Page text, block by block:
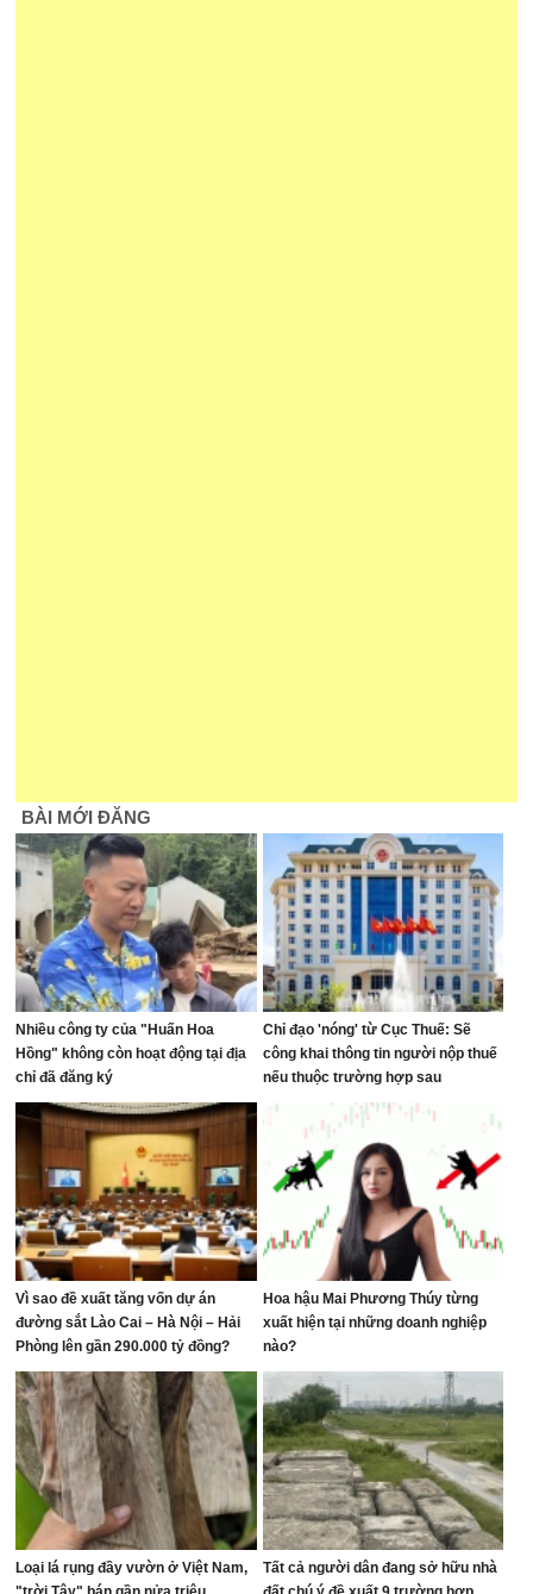
BÀI MỚI ĐĂNG
Nhiều công ty của "Huấn Hoa
Hồng" không còn hoạt động tại địa
chỉ đã đăng ký
Chỉ đạo 'nóng' từ Cục Thuế: Sẽ
công khai thông tin người nộp thuế
nếu thuộc trường hợp sau
Vì sao đề xuất tăng vốn dự án
đường sắt Lào Cai – Hà Nội – Hải
Phòng lên gần 290.000 tỷ đồng?
Hoa hậu Mai Phương Thúy từng
xuất hiện tại những doanh nghiệp
nào?
Loại lá rụng đầy vườn ở Việt Nam,
Tất cả người dân đang sở hữu nhà